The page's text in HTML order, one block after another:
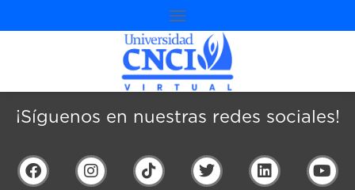
¡Síguenos en nuestras redes sociales!